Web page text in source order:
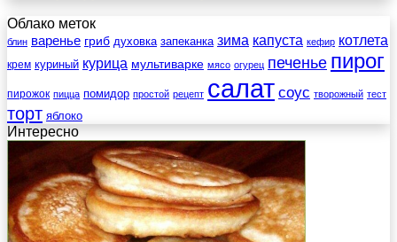
Облако меток
блин варенье гриб духовка запеканка зима капуста кефир котлета
крем куриный курица мультиварке мясо огурец печенье пирог
пирожок пицца помидор простой рецепт салат соус творожный тест
торт яблоко
Интересно